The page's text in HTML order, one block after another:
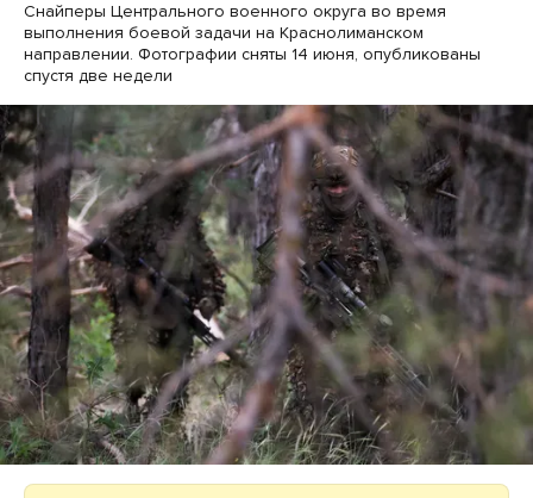
Снайперы Центрального военного округа во время
выполнения боевой задачи на Краснолиманском
направлении. Фотографии сняты 14 июня, опубликованы
спустя две недели